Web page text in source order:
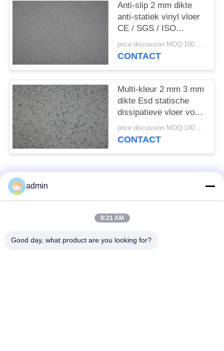
Anti-slip 2 mm dikte
anti-statiek vinyl vloer
CE / SGS / ISO
certificaat
price discussion MOQ:100 vierkante meter
CONTACT
Multi-kleur 2 mm 3 mm
dikte Esd statische
dissipatieve vloer voor
serverruimte
price discussion MOQ:100 vierkante meter
CONTACT
populaire categorieën
bevloering van de
admin
9:21 AM
Good day, what product are you looking for?